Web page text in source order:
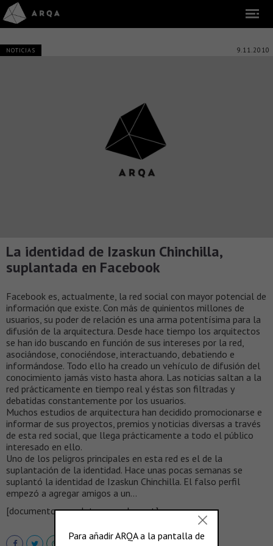
NOTICIAS 9.11.2010
La identidad de Izaskun Chinchilla,
suplantada en Facebook
Facebook es, actualmente, la red social con mayor potencial de
información que existe. Con más de quinientos millones de
usuarios, su poder de relación es una arma potentísima para la
difusión de la arquitectura. Desde hace tiempo los arquitectos
se han ido buscando en función de sus intereses por la red,
asociándose, conociéndose, interactuando, debatiendo e
informándose. Todo ello ha creado un vehículo de difusión del
conocimiento jamás visto hasta ahora. Las noticias saltan a la
red prácticamente en tiempo real y éstas son filtradas y
debatidas constantemente por los usuarios.
Muchos estudios de arquitectura han decidido promocionarse e
informar de sus proyectos, premios y noticias diversas a través
de esta red social, que llega prácticamente a todo el público
interesado en ello.
Uno de los peligros principales en esta red es el de la
suplantación de la identidad. Hace unas pocas semanas se
suplantó la identidad de Izaskun Chinchilla. El falso perfil
empezó a agregar amigos a un…
[documento completo en scalae.net]